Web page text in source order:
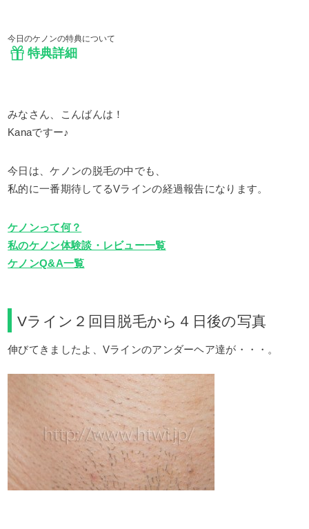
今日のケノンの特典について
特典詳細
みなさん、こんばんは！
Kanaですー♪
今日は、ケノンの脱毛の中でも、
私的に一番期待してるVラインの経過報告になります。
ケノンって何？
私のケノン体験談・レビュー一覧
ケノンQ&A一覧
Vライン２回目脱毛から４日後の写真
伸びてきましたよ、Vラインのアンダーヘア達が・・・。